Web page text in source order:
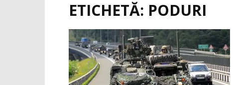
ETICHETĂ: PODURI